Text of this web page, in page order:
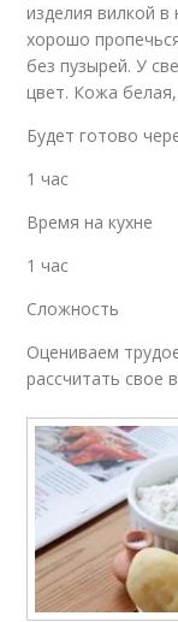
изделия вилкой в
хорошо
без пузырей. У
цвет. Кожа
Будет готово
1 час
Время на кухне
1 час
Сложность
Оцениваем
рассчитать свое